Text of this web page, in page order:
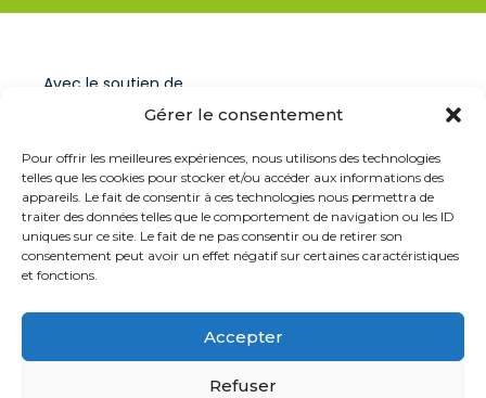
Gérer le consentement
Pour offrir les meilleures expériences, nous utilisons des technologies
telles que les cookies pour stocker et/ou accéder aux informations des
appareils. Le fait de consentir à ces technologies nous permettra de
traiter des données telles que le comportement de navigation ou les ID
uniques sur ce site. Le fait de ne pas consentir ou de retirer son
consentement peut avoir un effet négatif sur certaines caractéristiques
et fonctions.
Accepter
Refuser
Avec le soutien de